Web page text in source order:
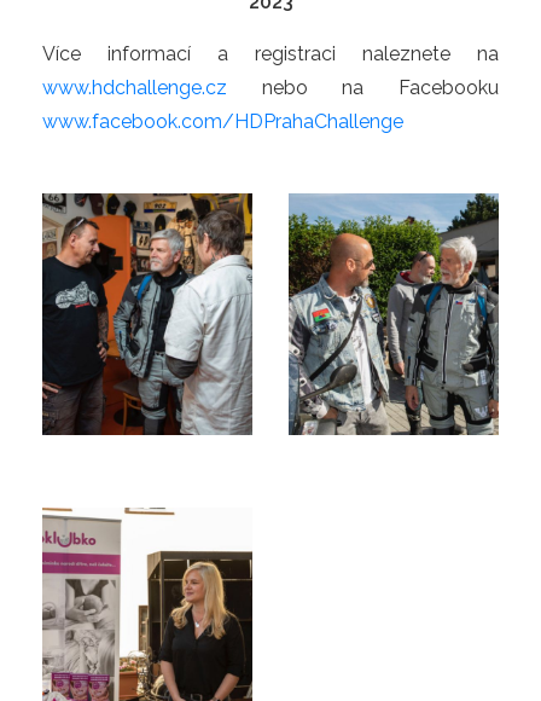
Více informací a registraci naleznete na
www.hdchallenge.cz nebo na Facebooku
www.facebook.com/HDPrahaChallenge